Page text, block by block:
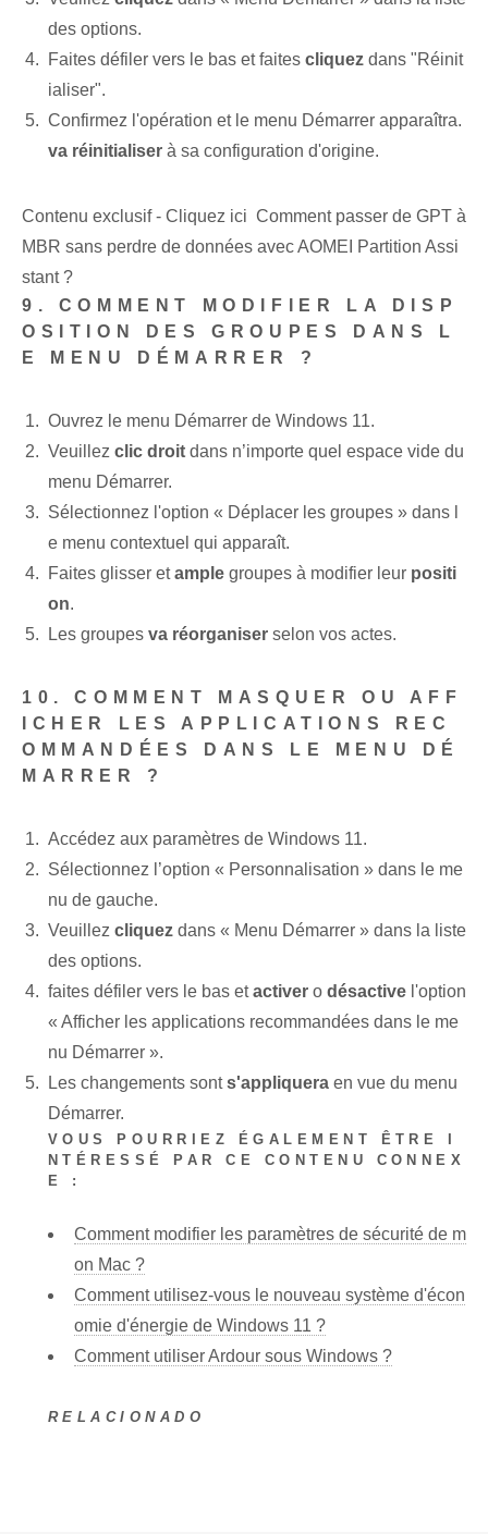
des options.
Faites défiler vers le bas et faites cliquez dans "Réinit
ialiser".
Confirmez l'opération et le menu Démarrer apparaîtra.
va réinitialiser à sa configuration d'origine.
Contenu exclusif - Cliquez ici Comment passer de GPT à
MBR sans perdre de données avec AOMEI Partition Assi
stant ?
9. COMMENT MODIFIER LA DISP
OSITION DES GROUPES DANS L
E MENU DÉMARRER ?
Ouvrez le menu Démarrer de Windows 11.
Veuillez clic droit dans n’importe quel espace vide du
menu Démarrer.
Sélectionnez l'option « Déplacer les groupes » dans l
e menu contextuel qui apparaît.
Faites glisser etample groupes à modifier leur positi
on.
Les groupes va réorganiser selon vos actes.
10. COMMENT MASQUER OU AFF
ICHER LES APPLICATIONS REC
OMMANDÉES DANS LE MENU DÉ
MARRER ?
Accédez aux paramètres de Windows 11.
Sélectionnez l’option « Personnalisation » dans le me
nu de gauche.
Veuillez cliquez dans « Menu Démarrer » dans la liste
des options.
faites défiler vers le bas etactiver o désactive l'option
« Afficher les applications recommandées dans le me
nu Démarrer ».
Les changements sonts'appliquera en vue du menu
Démarrer.
VOUS POURRIEZ ÉGALEMENT ÊTRE I
NTÉRESSÉ PAR CE CONTENU CONNEX
E :
Comment modifier les paramètres de sécurité de m
on Mac ?
Comment utilisez-vous le nouveau système d'écon
omie d'énergie de Windows 11 ?
Comment utiliser Ardour sous Windows ?
RELACIONADO